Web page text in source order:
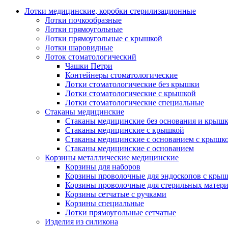
Лотки медицинские, коробки стерилизационные
Лотки почкообразные
Лотки прямоугольные
Лотки прямоугольные с крышкой
Лотки шаровидные
Лоток стоматологический
Чашки Петри
Контейнеры стоматологические
Лотки стоматологические без крышки
Лотки стоматологические с крышкой
Лотки стоматологические специальные
Стаканы медицинские
Стаканы медицинские без основания и
Стаканы медицинские с крышкой
Стаканы медицинские с основанием с
Стаканы медицинские с основанием
Корзины металлические медицинские
Корзины для наборов
Корзины проволочные для эндоскопов с
Корзины проволочные для стерильных
Корзины сетчатые с ручками
Корзины специальные
Лотки прямоугольные сетчатые
Изделия из силикона